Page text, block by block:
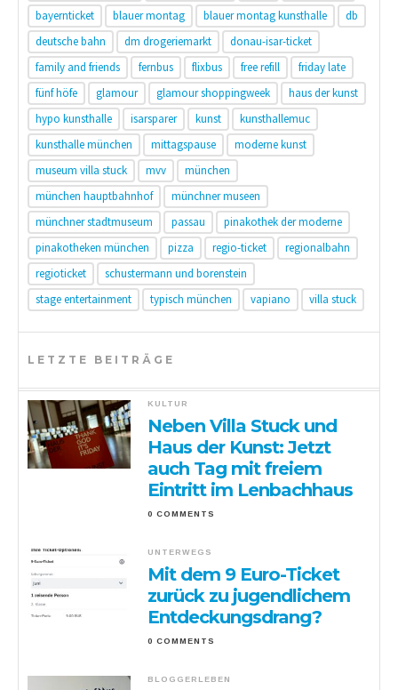
bayernticket blauer montag blauer montag kunsthalle
db
deutsche bahn
dm drogeriemarkt
donau-isar-ticket
family and friends
fernbus flixbus free refill
friday late
fünf höfe
glamour glamour shoppingweek
haus der kunst
hypo kunsthalle
isarsparer kunst
kunsthallemuc
kunsthalle münchen
mittagspause
moderne kunst
museum villa stuck
mvv
münchen
münchen hauptbahnhof
münchner museen
münchner stadtmuseum
passau
pinakothek der moderne
pinakotheken münchen
pizza regio-ticket
regionalbahn
regioticket
schustermann und borenstein
stage entertainment
typisch münchen vapiano villa stuck
LETZTE BEITRÄGE
KULTUR
Neben Villa Stuck und
Haus der Kunst: Jetzt
auch Tag mit freiem
Eintritt im Lenbachhaus
0 COMMENTS
UNTERWEGS
Mit dem 9 Euro-Ticket
zurück zu jugendlichem
Entdeckungsdrang?
0 COMMENTS
BLOGGERLEBEN